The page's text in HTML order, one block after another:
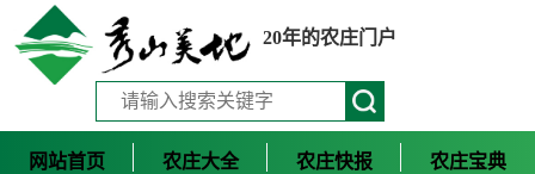
20年的农庄门户
网站首页 农庄大全 农庄快报
农庄宝典